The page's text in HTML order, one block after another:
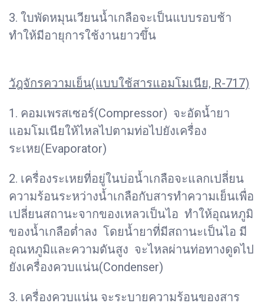
3. ใบพัดหมุนเวียนน้ำเกลือจะเป็นแบบรอบช้า
ทำให้มีอายุการใช้งานยาวขึ้น
วัฎจักรความเย็น(แบบใช้สารแอมโมเนีย, R-717)
1. คอมเพรสเซอร์(Compressor) จะอัดน้ำยา
แอมโมเนียให้ไหลไปตามท่อไปยังเครื่อง
ระเหย(Evaporator)
2. เครื่องระเหยที่อยู่ในบ่อน้ำเกลือจะแลกเปลี่ยน
ความร้อนระหว่างน้ำเกลือกับสารทำความเย็นเพื่อ
เปลี่ยนสถานะจากของเหลวเป็นไอ ทำให้อุณหภูมิ
ของน้ำเกลือต่ำลง โดยน้ำยาที่มีสถานะเป็นไอ มี
อุณหภูมิและความดันสูง จะไหลผ่านท่อทางดูดไป
ยังเครื่องควบแน่น(Condenser)
3. เครื่องควบแน่น จะระบายความร้อนของสาร